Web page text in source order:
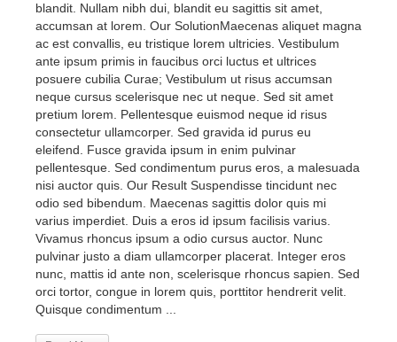
blandit. Nullam nibh dui, blandit eu sagittis sit amet,
accumsan at lorem. Our SolutionMaecenas aliquet magna
ac est convallis, eu tristique lorem ultricies. Vestibulum
ante ipsum primis in faucibus orci luctus et ultrices
posuere cubilia Curae; Vestibulum ut risus accumsan
neque cursus scelerisque nec ut neque. Sed sit amet
pretium lorem. Pellentesque euismod neque id risus
consectetur ullamcorper. Sed gravida id purus eu
eleifend. Fusce gravida ipsum in enim pulvinar
pellentesque. Sed condimentum purus eros, a malesuada
nisi auctor quis. Our Result Suspendisse tincidunt nec
odio sed bibendum. Maecenas sagittis dolor quis mi
varius imperdiet. Duis a eros id ipsum facilisis varius.
Vivamus rhoncus ipsum a odio cursus auctor. Nunc
pulvinar justo a diam ullamcorper placerat. Integer eros
nunc, mattis id ante non, scelerisque rhoncus sapien. Sed
orci tortor, congue in lorem quis, porttitor hendrerit velit.
Quisque condimentum ...